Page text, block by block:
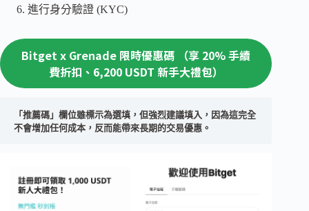
進行身分驗證 (KYC)
Bitget x Grenade 限時優惠碼 （享 20% 手續
費折扣、6,200 USDT 新手大禮包）
「推薦碼」欄位雖標示為選填，但強烈建議填入，因為這完全
不會增加任何成本，反而能帶來長期的交易優惠。